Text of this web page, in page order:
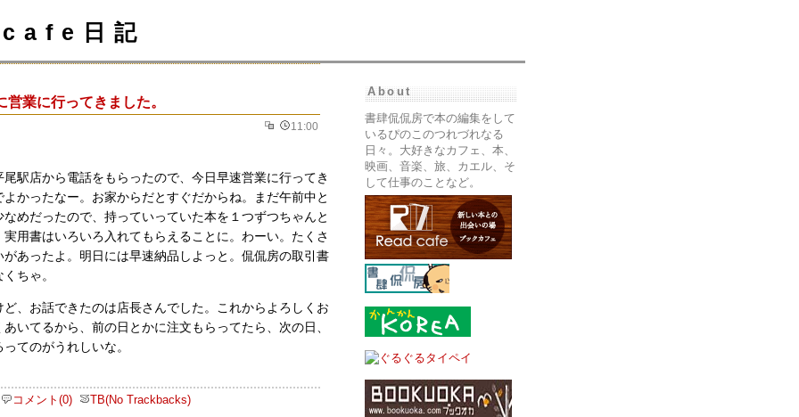
cafe日記
営業に行ってきました。
11:00
尾駅店から電話をもらったので、今日早速営業に行ってき
よかったなー。お家からだとすぐだからね。まだ午前中と
めだったので、持っていっていた本を１つずつちゃんと
実用書はいろいろ入れてもらえることに。わーい。たくさ
があったよ。明日には早速納品しよっと。侃侃房の取引書
ちゃ。
、お話できたのは店長さんでした。これからよろしくお
いてるから、前の日とかに注文もらってたら、次の日、
てのがうれしいな。
コメント(0) TB(No Trackbacks)
About
書肆侃侃房で本の編集をして
いるぴのこのつれづれなる
日々。大好きなカフェ、本、
映画、音楽、旅、カエル、そ
して仕事のことなど。